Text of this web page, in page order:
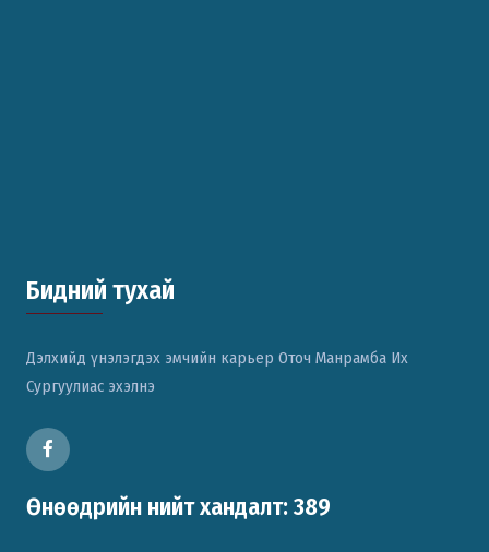
Бидний тухай
Дэлхийд үнэлэгдэх эмчийн карьер Оточ Манрамба Их
Сургуулиас эхэлнэ
Өнөөдрийн нийт хандалт: 389